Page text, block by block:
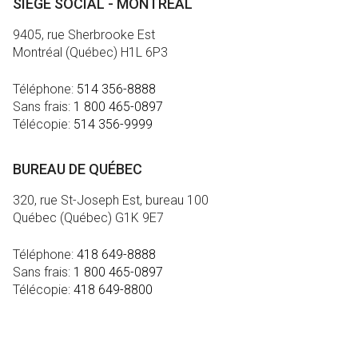
SIÈGE SOCIAL - MONTRÉAL
9405, rue Sherbrooke Est
Montréal (Québec) H1L 6P3
Téléphone: 514 356-8888
Sans frais: 1 800 465-0897
Télécopie: 514 356-9999
BUREAU DE QUÉBEC
320, rue St-Joseph Est, bureau 100
Québec (Québec) G1K 9E7
Téléphone: 418 649-8888
Sans frais: 1 800 465-0897
Télécopie: 418 649-8800